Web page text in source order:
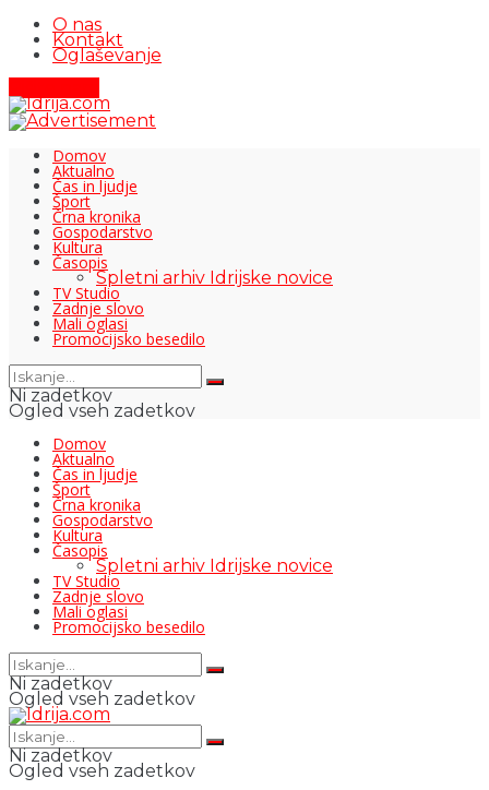
O nas
Kontakt
Oglaševanje
Domov
Aktualno
Čas in ljudje
Šport
Črna kronika
Gospodarstvo
Kultura
Časopis
Spletni arhiv Idrijske novice
TV Studio
Zadnje slovo
Mali oglasi
Promocijsko besedilo
Ni zadetkov
Ogled vseh zadetkov
Domov
Aktualno
Čas in ljudje
Šport
Črna kronika
Gospodarstvo
Kultura
Časopis
Spletni arhiv Idrijske novice
TV Studio
Zadnje slovo
Mali oglasi
Promocijsko besedilo
Ni zadetkov
Ogled vseh zadetkov
Ni zadetkov
Ogled vseh zadetkov